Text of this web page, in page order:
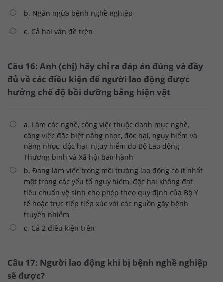
b. Ngăn ngừa bệnh nghề nghiệp
c. Cả hai vấn đề trên
Câu 16: Anh (chị) hãy chỉ ra đáp án đúng và đầy
đủ về các điều kiện để người lao động được
hưởng chế độ bồi dưỡng bằng hiện vật
a. Làm các nghề, công việc thuộc danh mục nghề,
công việc đặc biệt nặng nhọc, độc hại, nguy hiểm và
nặng nhọc, độc hại, nguy hiểm do Bộ Lao động -
Thương binh và Xã hội ban hành
b. Đang làm việc trong môi trường lao động có ít nhất
một trong các yếu tố nguy hiểm, độc hại không đạt
tiêu chuẩn vệ sinh cho phép theo quy định của Bộ Y
tế hoặc trực tiếp tiếp xúc với các nguồn gây bệnh
truyền nhiễm
c. Cả 2 điều kiện trên
Câu 17: Người lao động khi bị bệnh nghề nghiệp
sẽ được?